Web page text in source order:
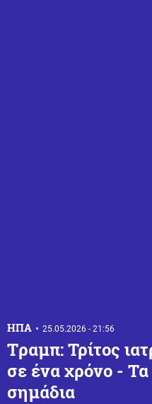
ΗΠΑ 25.05.2026 - 21:56
Tραμπ: Τρίτος
σε ένα χρόνο -
σημάδια